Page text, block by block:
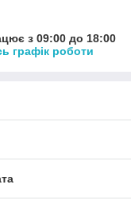
з 09:00 до 18:00
графік роботи